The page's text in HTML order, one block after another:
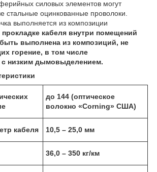
силовых элементов могут
стальные оцинкованные проволоки.
выполняется из композиции
кабеля внутри помещений
выполнена из композиций, не
горение, в том числе
с низким дымовыделением.
до 144 (оптическое
волокно «Corning» США)
кабеля 10,5 – 25,0 мм
36,0 – 350 кг/км